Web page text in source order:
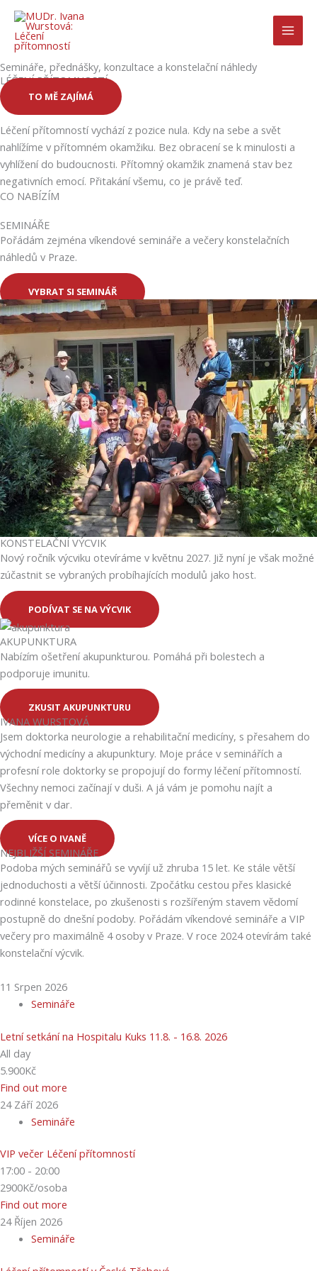
Přeskočit
obsah
Semináře, přednášky, konzultace a konstelační náhledy
LÉČENÍ PŘÍTOMNOSTÍ
TO MĚ ZAJÍMÁ
Léčení přítomností vychází z pozice nula. Kdy na sebe a svět
nahlížíme v přítomném okamžiku. Bez obracení se k minulosti a
vyhlížení do budoucnosti. Přítomný okamžik znamená stav bez
negativních emocí. Přitakání všemu, co je právě teď.
CO NABÍZÍM
SEMINÁŘE
Pořádám zejména víkendové semináře a večery konstelačních
náhledů v Praze.
VYBRAT SI SEMINÁŘ
KONSTELAČNÍ VÝCVIK
Nový ročník výcviku otevíráme v květnu 2027. Již nyní je však možné
zúčastnit se vybraných probíhajících modulů jako host.
PODÍVAT SE NA VÝCVIK
AKUPUNKTURA
Nabízím ošetření akupunkturou. Pomáhá při bolestech a
podporuje imunitu.
ZKUSIT AKUPUNKTURU
IVANA WURSTOVÁ
Jsem doktorka neurologie a rehabilitační medicíny, s přesahem do
východní medicíny a akupunktury. Moje práce v seminářích a
profesní role doktorky se propojují do formy léčení přítomností.
Všechny nemoci začínají v duši. A já vám je pomohu najít a
přeměnit v dar.
VÍCE O IVANĚ
NEJBLIŽŠÍ SEMINÁŘE
Podoba mých seminářů se vyvíjí už zhruba 15 let. Ke stále větší
jednoduchosti a větší účinnosti. Zpočátku cestou přes klasické
rodinné konstelace, po zkušenosti s rozšířeným stavem vědomí
postupně do dnešní podoby. Pořádám víkendové semináře a VIP
večery pro maximálně 4 osoby v Praze. V roce 2024 otevírám také
konstelační výcvik.
11 Srpen 2026
Semináře
Letní setkání na Hospitalu Kuks 11.8. - 16.8. 2026
All day
5.900Kč
Find out more
24 Září 2026
Semináře
VIP večer Léčení přítomností
17:00 - 20:00
2900Kč/osoba
Find out more
24 Říjen 2026
Semináře